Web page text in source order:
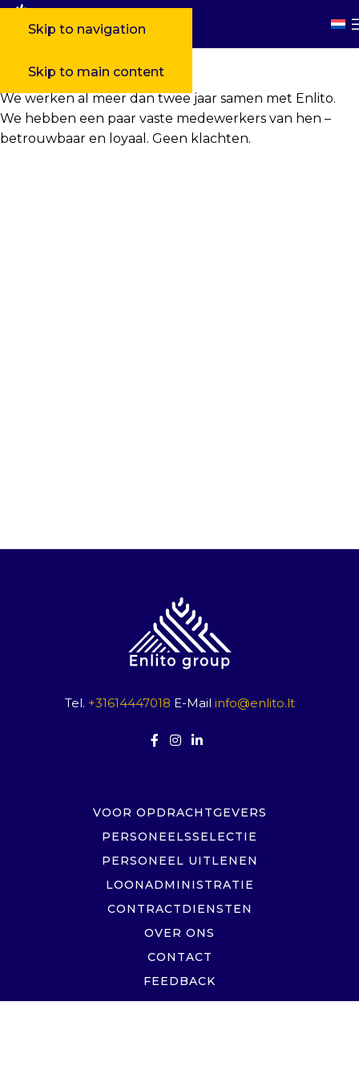
Skip to navigation
Skip to main content
We werken al meer dan twee jaar samen met Enlito.
We hebben een paar vaste medewerkers van hen –
betrouwbaar en loyaal. Geen klachten.
Tel. +31614447018 E-Mail info@enlito.lt
VOOR OPDRACHTGEVERS
PERSONEELSSELECTIE
PERSONEEL UITLENEN
LOONADMINISTRATIE
CONTRACTDIENSTEN
OVER ONS
CONTACT
FEEDBACK
NUTTIG